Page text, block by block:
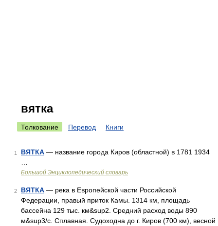
вятка
Толкование Перевод Книги
1 ВЯТКА — название города Киров (областной) в 1781 1934
Большой Энциклопедический словарь
2 ВЯТКА — река в Европейской части Российской
Федерации, правый приток Камы. 1314 км, площадь
бассейна 129 тыс. км&sup2. Средний расход воды 890
м&sup3/с. Сплавная. Судоходна до г. Киров (700 км), весной